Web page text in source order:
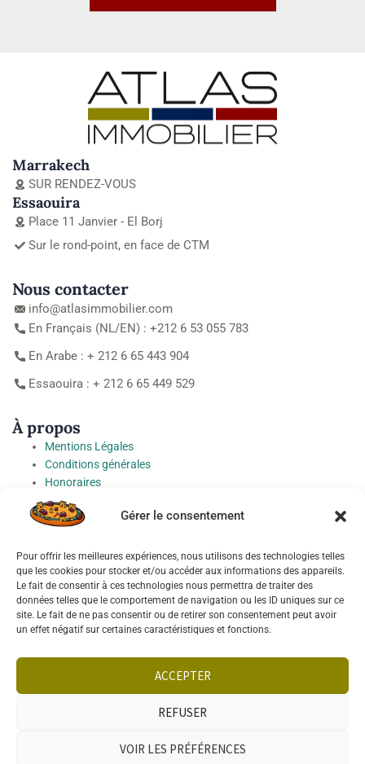
Gérer le consentement
Pour offrir les meilleures expériences, nous utilisons des technologies telles
que les cookies pour stocker et/ou accéder aux informations des appareils.
Le fait de consentir à ces technologies nous permettra de traiter des
données telles que le comportement de navigation ou les ID uniques sur ce
site. Le fait de ne pas consentir ou de retirer son consentement peut avoir
un effet négatif sur certaines caractéristiques et fonctions.
ACCEPTER
REFUSER
VOIR LES PRÉFÉRENCES
Marrakech
SUR RENDEZ-VOUS
Essaouira
Place 11 Janvier - El Borj
Sur le rond-point, en face de CTM
Nous contacter
info@atlasimmobilier.com
En Français (NL/EN) : +212 6 53 055 783
En Arabe : + 212 6 65 443 904
Essaouira : + 212 6 65 449 529
À propos
Mentions Légales
Conditions générales
Honoraires
Charte de protection des Données à caractère personnel
Préférences cookies
Socials
Français English